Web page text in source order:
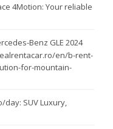
4Motion: Your reliable
Benz GLE 2024
en/b-rent-
for-mountain-
day: SUV Luxury,